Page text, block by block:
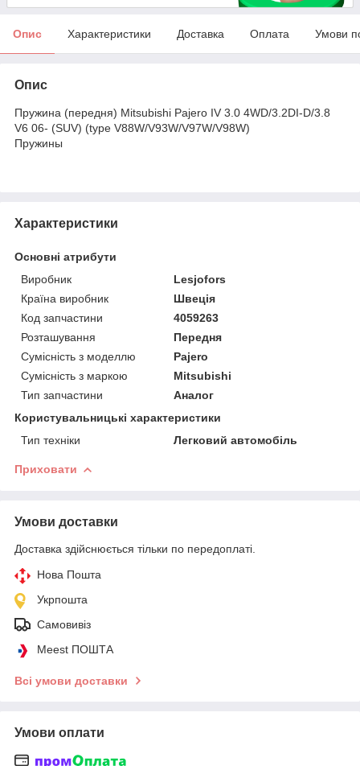
Опис Характеристики Доставка Оплата Умови
Опис
Пружина (передня) Mitsubishi Pajero IV 3.0 4WD/3.2DI-D/3.8
V6 06- (SUV) (type V88W/V93W/V97W/V98W)
Пружины
Характеристики
Основні атрибути
Виробник
Lesjofors
Країна виробник
Швеція
Код запчастини
4059263
Розташування
Передня
Сумісність з моделлю
Pajero
Сумісність з маркою
Mitsubishi
Тип запчастини
Аналог
Користувальницькі характеристики
Тип техніки
Легковий автомобіль
Приховати
Умови доставки
Доставка здійснюється тільки по передоплаті.
Нова Пошта
Укрпошта
Самовивіз
Meest ПОШТА
Всі умови доставки
Умови оплати